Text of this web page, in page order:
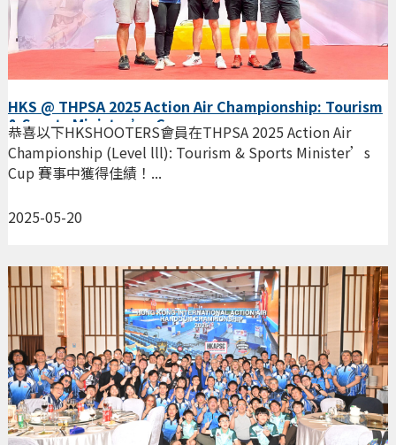
HKS @ THPSA 2025 Action Air Championship: Tourism
& Sports Minister’s Cup
2025-05-20
恭喜以下HKSHOOTERS會員在THPSA 2025 Action Air
Championship (Level lll): Tourism & Sports Minister’s
Cup 賽事中獲得佳績！...